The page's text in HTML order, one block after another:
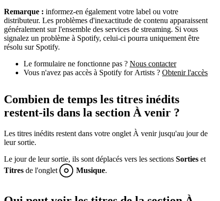
Remarque : informez-en également votre label ou votre
distributeur. Les problèmes d'inexactitude de contenu apparaissent
généralement sur l'ensemble des services de streaming. Si vous
signalez un problème à Spotify, celui-ci pourra uniquement être
résolu sur Spotify.
Le formulaire ne fonctionne pas ? Nous contacter
Vous n'avez pas accès à Spotify for Artists ? Obtenir l'accès
Combien de temps les titres inédits
restent-ils dans la section À venir ?
Les titres inédits restent dans votre onglet À venir jusqu'au jour de
leur sortie.
Le jour de leur sortie, ils sont déplacés vers les sections Sorties et
Titres de l'onglet Musique.